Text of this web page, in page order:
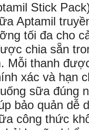
Stick
Aptamil
tối đa cho
chia sẵn
Mỗi thanh
xác và hạn
sữa đúng
bảo quản
công thức